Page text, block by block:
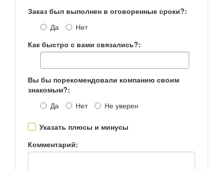
Заказ был выполнен в оговоренные сроки?:
Да
Нет
Как быстро с вами связались?:
Вы бы порекомендовали компанию своим
знакомым?:
Да
Нет Не уверен
Указать плюсы и минусы
Комментарий: